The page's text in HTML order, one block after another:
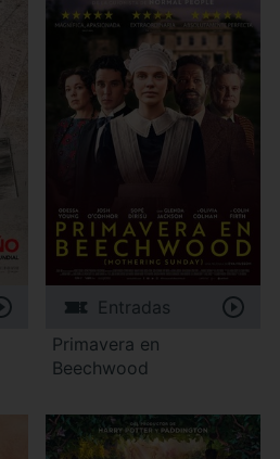
Entradas
Primavera en
Beechwood